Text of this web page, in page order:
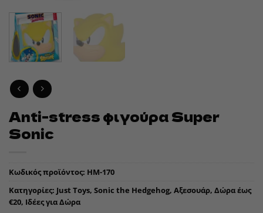
Anti-stress φιγούρα Super
Sonic
Κωδικός προϊόντος: HM-170
Κατηγορίες: Just Toys, Sonic the Hedgehog, Αξεσουάρ, Δώρα έως
€20, Ιδέες για Δώρα